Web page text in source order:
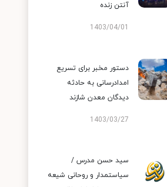
آنتن زنده
1403/04/01
دستور مخبر برای تسریع
امدادرسانی به حادثه‌
دیدگان معدن شازند
1403/03/27
سید حسن مدرس /
سیاستمدار و روحانی شیعه